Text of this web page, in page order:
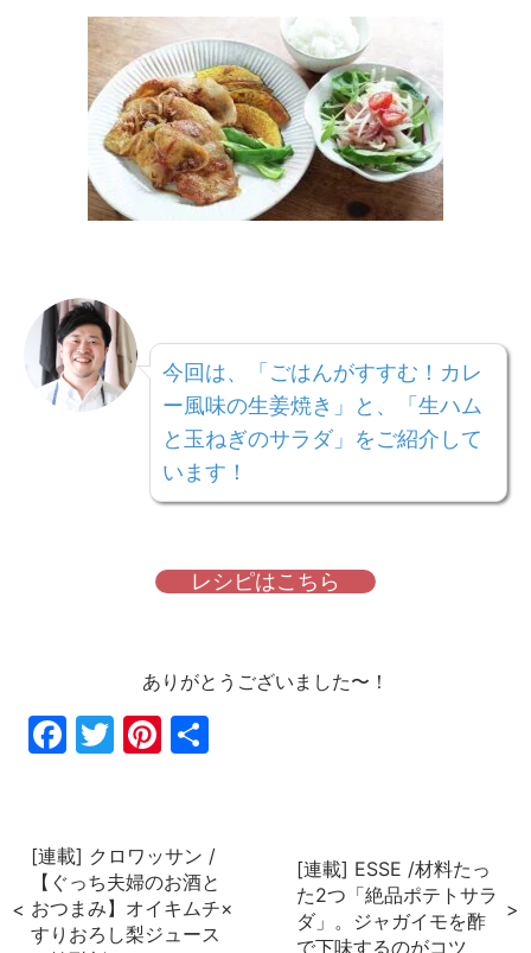
今回は、「ごはんがすすむ！カレ
ー風味の生姜焼き」と、
「生ハム
と玉ねぎのサラダ」 をご紹介して
います！
レシピはこちら
ありがとうございました〜！
Fac
Twi
Pin
[連載] クロワッサン /
【ぐっち夫婦のお酒と
おつまみ】オイキムチ×
すりおろし梨ジュース
[連載] ESSE /材料たっ
た2つ「絶品ポテトサラ
ダ」。ジャガイモを酢
で下味するのがコツ